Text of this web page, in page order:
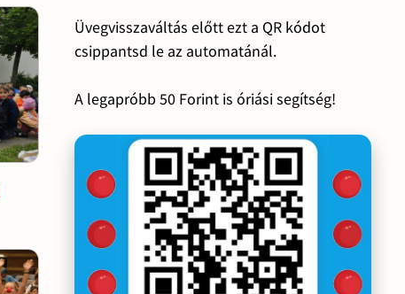
Üvegvisszaváltás előtt ezt a QR kódot
csippantsd le az automatánál.
A legapróbb 50 Forint is óriási segítség!